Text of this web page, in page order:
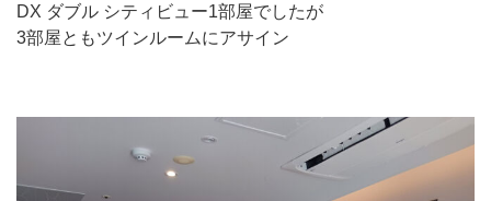
DX ダブル シティビュー1部屋でしたが
3部屋ともツインルームにアサイン